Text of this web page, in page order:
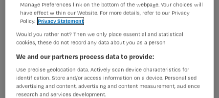
Nieuws
ADL-zorg bij COPD: ‘De balans
tussen rust en actie is
belangrijk’
Manage Preferences link on the bottom of the webpage. Your choices will
have effect within our Website. For more details, refer to our Privacy
Policy. Privacy Statement
Would you rather not? Then we only place essential and statistical
cookies, these do not record any data about you as a person
We and our partners process data to provide:
Use precise geolocation data. Actively scan device characteristics for
identification. Store and/or access information on a device. Personalised
advertising and content, advertising and content measurement, audience
research and services development.